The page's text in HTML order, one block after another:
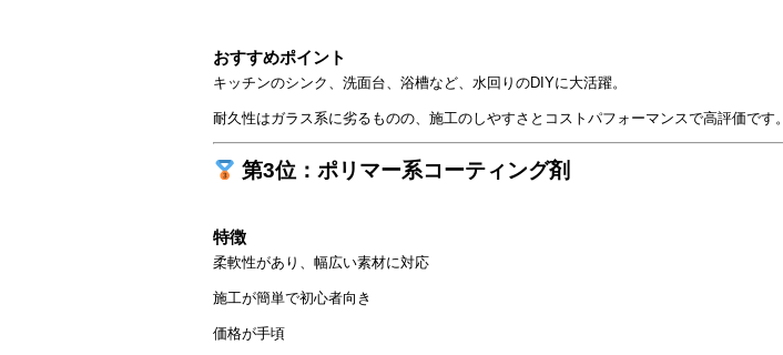
おすすめポイント
キッチンのシンク、洗面台、浴槽など、水回りのDIYに大活躍。
耐久性はガラス系に劣るものの、施工のしやすさとコストパフォーマンスで高評価です。
第3位：ポリマー系コーティング剤
特徴
柔軟性があり、幅広い素材に対応
施工が簡単で初心者向き
価格が手頃